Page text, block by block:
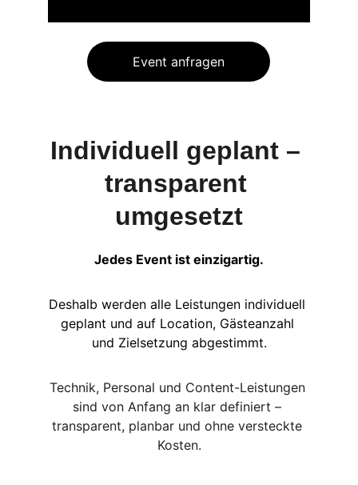
Event anfragen
Individuell geplant –
transparent
umgesetzt
Jedes Event ist einzigartig.
Deshalb werden alle Leistungen individuell
geplant und auf Location, Gästeanzahl
und Zielsetzung abgestimmt.
Technik, Personal und Content-Leistungen
sind von Anfang an klar definiert –
transparent, planbar und ohne versteckte
Kosten.